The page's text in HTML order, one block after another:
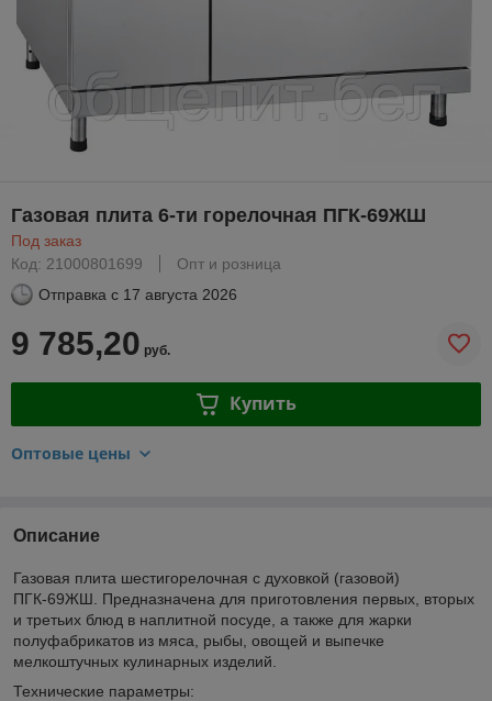
Газовая плита 6-ти горелочная ПГК-69ЖШ
Под заказ
Код: 21000801699
Опт и розница
Отправка с 17 августа 2026
9 785,20 руб.
Купить
Оптовые цены
Описание
Газовая плита шестигорелочная с духовкой (газовой)
ПГК-69ЖШ. Предназначена для приготовления первых, вторых
и третьих блюд в наплитной посуде, а также для жарки
полуфабрикатов из мяса, рыбы, овощей и выпечке
мелкоштучных кулинарных изделий.
Технические параметры: